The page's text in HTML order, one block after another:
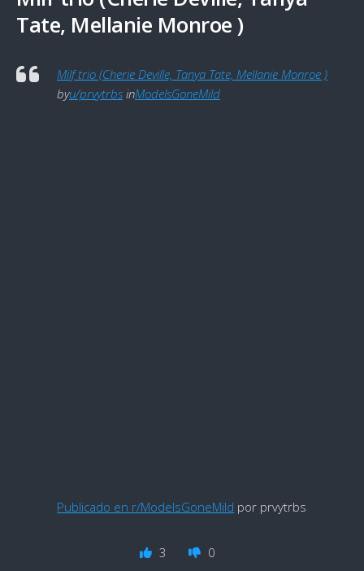
Tate, Mellanie Monroe )
Milf trio (Cherie Deville, Tanya Tate, Mellanie Monroe )
byu/prvytrbs inModelsGoneMild
Publicado en r/ModelsGoneMild por prvytrbs
3 0